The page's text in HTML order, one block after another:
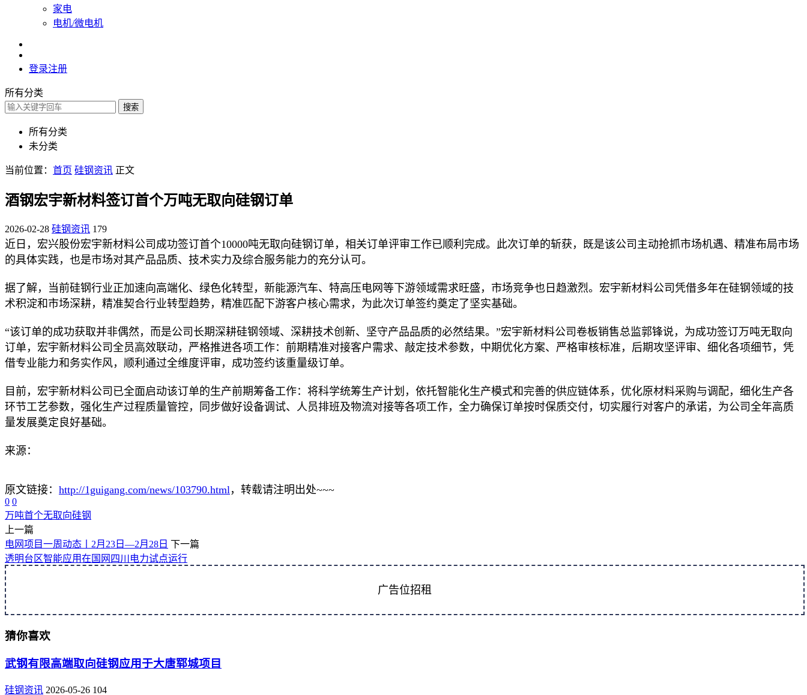
家电
电机/微电机
登录注册
所有分类
搜索
所有分类
未分类
当前位置： 首页 硅钢资讯 正文
酒钢宏宇新材料签订首个万吨无取向硅钢订单
2026-02-28 硅钢资讯 179
近日，宏兴股份宏宇新材料公司成功签订首个10000吨无取向硅钢订单，相关订单评审工作已顺利完成。此次订单的斩获，既是该公司主动抢抓市场机遇、精准布局市场
的具体实践，也是市场对其产品品质、技术实力及综合服务能力的充分认可。
据了解，当前硅钢行业正加速向高端化、绿色化转型，新能源汽车、特高压电网等下游领域需求旺盛，市场竞争也日趋激烈。宏宇新材料公司凭借多年在硅钢领域的技
术积淀和市场深耕，精准契合行业转型趋势，精准匹配下游客户核心需求，为此次订单签约奠定了坚实基础。
“该订单的成功获取并非偶然，而是公司长期深耕硅钢领域、深耕技术创新、坚守产品品质的必然结果。”宏宇新材料公司卷板销售总监郭锋说，为成功签订万吨无取向
订单，宏宇新材料公司全员高效联动，严格推进各项工作：前期精准对接客户需求、敲定技术参数，中期优化方案、严格审核标准，后期攻坚评审、细化各项细节，凭
借专业能力和务实作风，顺利通过全维度评审，成功签约该重量级订单。
目前，宏宇新材料公司已全面启动该订单的生产前期筹备工作：将科学统筹生产计划，依托智能化生产模式和完善的供应链体系，优化原材料采购与调配，细化生产各
环节工艺参数，强化生产过程质量管控，同步做好设备调试、人员排班及物流对接等各项工作，全力确保订单按时保质交付，切实履行对客户的承诺，为公司全年高质
量发展奠定良好基础。
来源：
原文链接： http://1guigang.com/news/103790.html，转载请注明出处~~~
0 0
万吨首个无取向硅钢
上一篇
电网项目一周动态丨2月23日—2月28日 下一篇
透明台区智能应用在国网四川电力试点运行
广告位招租
猜你喜欢
武钢有限高端取向硅钢应用于大唐郓城项目
硅钢资讯 2026-05-26 104